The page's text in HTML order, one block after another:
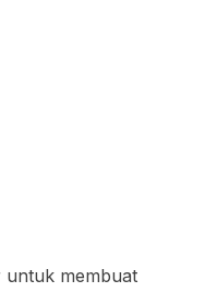
untuk membuat